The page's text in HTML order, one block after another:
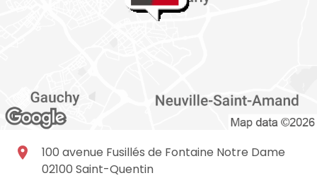
place
100 avenue Fusillés de Fontaine Notre Dame
02100 Saint-Quentin